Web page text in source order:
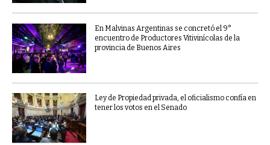
En Malvinas Argentinas se concretó el 9°
encuentro de Productores Vitivinícolas de la
provincia de Buenos Aires
Ley de Propiedad privada, el oficialismo confía en
tener los votos en el Senado